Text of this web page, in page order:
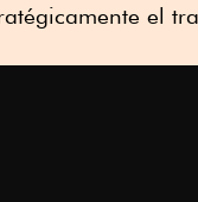
el